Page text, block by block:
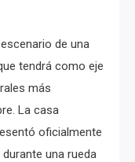
de una
tendrá como eje
más
La casa
oficialmente
una rueda